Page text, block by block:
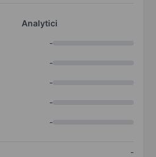
Analytici
-
-
-
-
-
-